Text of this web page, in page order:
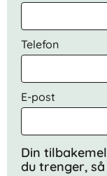
Telefon
E-post
Din
du trenger,